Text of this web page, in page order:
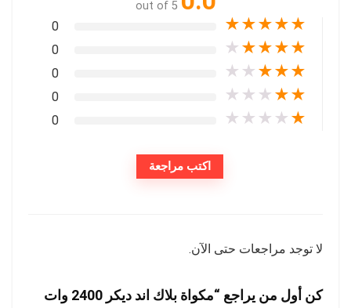
out of 5
★
★
★
★
★
0
★
★
★
★
★
0
★
★
★
★
★
0
★
★
★
★
★
0
★
★
★
★
★
0
اكتب مراجعة
لا توجد مراجعات حتى الآن.
كن أول من يراجع “مكواة بلاك اند ديكر 2400 وات